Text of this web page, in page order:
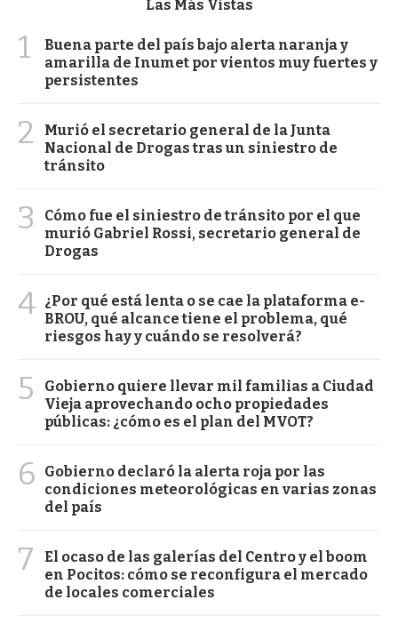
Las Más Vistas
1
Buena parte del país bajo alerta naranja y
amarilla de Inumet por vientos muy fuertes y
persistentes
2
Murió el secretario general de la Junta
Nacional de Drogas tras un siniestro de
tránsito
3
Cómo fue el siniestro de tránsito por el que
murió Gabriel Rossi, secretario general de
Drogas
4 ¿Por qué está lenta o se cae la plataforma e-
BROU, qué alcance tiene el problema, qué
riesgos hay y cuándo se resolverá?
5
Gobierno quiere llevar mil familias a Ciudad
Vieja aprovechando ocho propiedades
públicas: ¿cómo es el plan del MVOT?
6
Gobierno declaró la alerta roja por las
condiciones meteorológicas en varias zonas
del país
7
El ocaso de las galerías del Centro y el boom
en Pocitos: cómo se reconfigura el mercado
de locales comerciales